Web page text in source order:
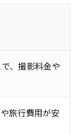
、撮影料金や
旅行費用が安